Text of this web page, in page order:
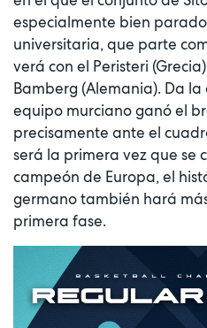
especialmente bien
universitaria, que parte
verá con el Peristeri
Bamberg (Alemania). Da
equipo murciano ganó el
precisamente ante el
será la primera vez que se
campeón de Europa, el
germano también hará
primera fase.